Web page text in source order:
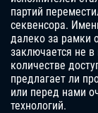
партий
секвенсора.
далеко за рамки
заключается не
количестве
предлагает ли
или перед нами
технологий.